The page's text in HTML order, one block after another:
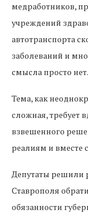
медработников,
учреждений
автотранспорта
заболеваний и
смысла просто нет.
Тема, как
сложная, требует
взвешенного
реалиям и вместе
Депутаты решили
Ставрополя
обязанности